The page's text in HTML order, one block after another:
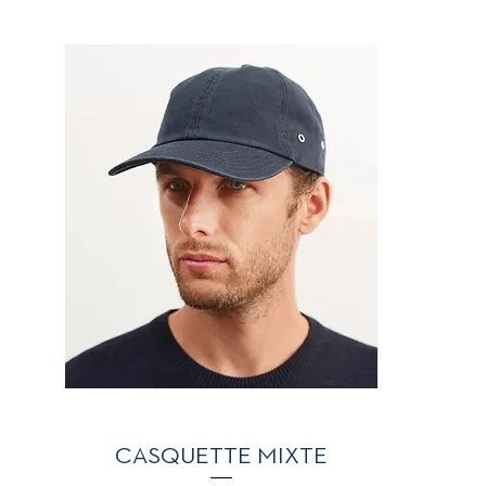
Aperçu rapide
CASQUETTE MIXTE